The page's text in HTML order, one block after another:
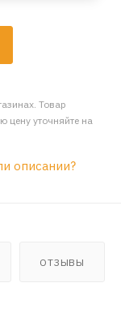
Товар
цену уточняйте на
описании?
ОТЗЫВЫ